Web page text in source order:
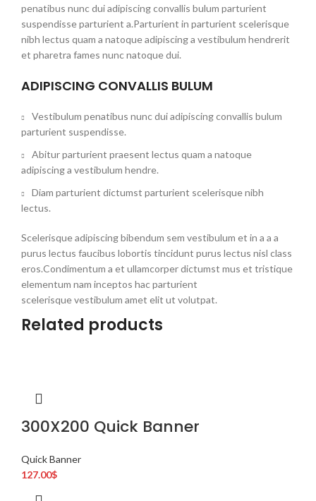
penatibus nunc dui adipiscing convallis bulum parturient
suspendisse parturient a.Parturient in parturient scelerisque
nibh lectus quam a natoque adipiscing a vestibulum hendrerit
et pharetra fames nunc natoque dui.
ADIPISCING CONVALLIS BULUM
Vestibulum penatibus nunc dui adipiscing convallis bulum
parturient suspendisse.
Abitur parturient praesent lectus quam a natoque
adipiscing a vestibulum hendre.
Diam parturient dictumst parturient scelerisque nibh
lectus.
Scelerisque adipiscing bibendum sem vestibulum et in a a a
purus lectus faucibus lobortis tincidunt purus lectus nisl class
eros.Condimentum a et ullamcorper dictumst mus et tristique
elementum nam inceptos hac parturient
scelerisque vestibulum amet elit ut volutpat.
Related products
300X200 Quick Banner
Quick Banner
127.00$